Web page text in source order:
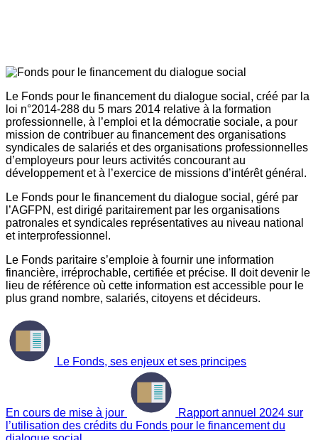
Le Fonds pour le financement du dialogue social, créé par la
loi n°2014-288 du 5 mars 2014 relative à la formation
professionnelle, à l’emploi et la démocratie sociale, a pour
mission de contribuer au financement des organisations
syndicales de salariés et des organisations professionnelles
d’employeurs pour leurs activités concourant au
développement et à l’exercice de missions d’intérêt général.
Le Fonds pour le financement du dialogue social, géré par
l’AGFPN, est dirigé paritairement par les organisations
patronales et syndicales représentatives au niveau national
et interprofessionnel.
Le Fonds paritaire s’emploie à fournir une information
financière, irréprochable, certifiée et précise. Il doit devenir le
lieu de référence où cette information est accessible pour le
plus grand nombre, salariés, citoyens et décideurs.
Le Fonds, ses enjeux et ses principes
En cours de mise à jour
Rapport annuel 2024 sur
l’utilisation des crédits du Fonds pour le financement du